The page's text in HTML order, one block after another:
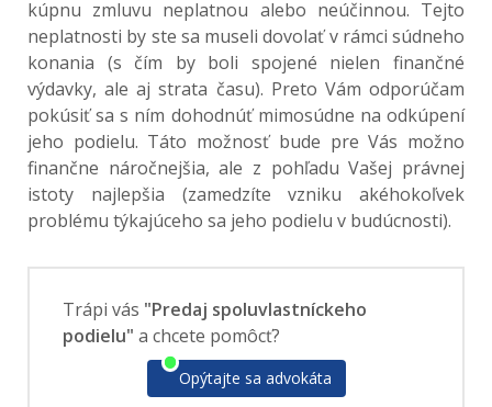
kúpnu zmluvu neplatnou alebo neúčinnou. Tejto
neplatnosti by ste sa museli dovolať v rámci súdneho
konania (s čím by boli spojené nielen finančné
výdavky, ale aj strata času). Preto Vám odporúčam
pokúsiť sa s ním dohodnúť mimosúdne na odkúpení
jeho podielu. Táto možnosť bude pre Vás možno
finančne náročnejšia, ale z pohľadu Vašej právnej
istoty najlepšia (zamedzíte vzniku akéhokoľvek
problému týkajúceho sa jeho podielu v budúcnosti).
Trápi vás "Predaj spoluvlastníckeho
podielu" a chcete pomôcť?
Opýtajte sa advokáta